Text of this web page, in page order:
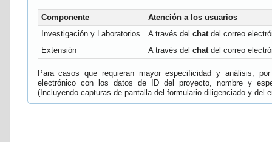
Componente
Atención a los usuarios
Investigación y Laboratorios
A través del chatdel correo
Extensión
A través del chatdel correo
Para casos que requieran mayor especificidad y análisis,
electrónico con los datos de ID del proyecto, nombre y
(Incluyendo capturas de pantalla del formulario diligenciado y del